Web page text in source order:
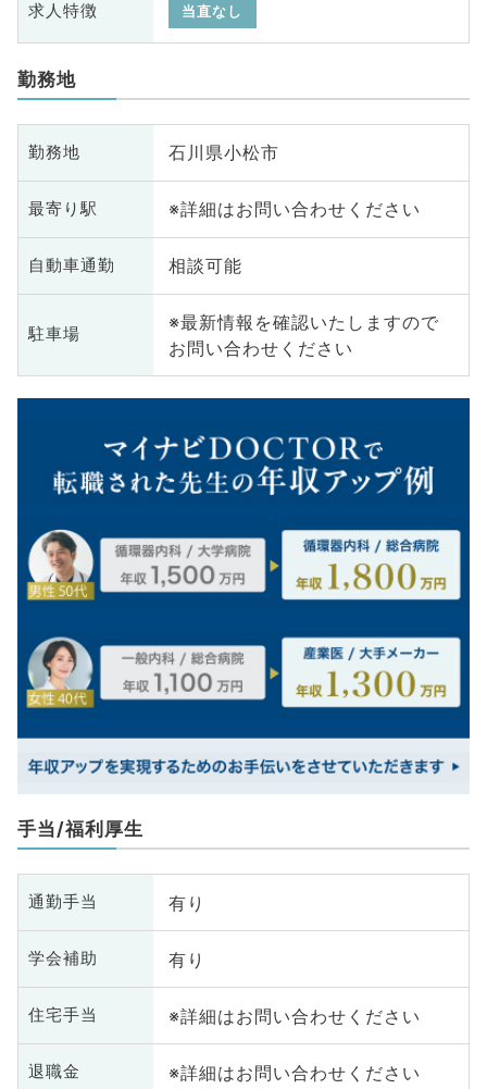
求人特徴 当直なし
勤務地
勤務地 石川県小松市
最寄り駅 ※詳細はお問い合わせください
自動車通勤 相談可能
駐車場
※最新情報を確認いたしますので
お問い合わせください
手当/福利厚生
通勤手当 有り
学会補助 有り
住宅手当 ※詳細はお問い合わせください
退職金 ※詳細はお問い合わせください